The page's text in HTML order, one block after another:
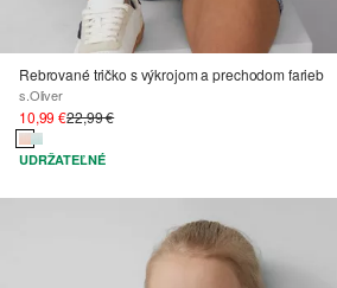
Rebrované tričko s výkrojom a prechodom farieb
s.Oliver
10,99 €22,99 €
UDRŽATEĽNÉ